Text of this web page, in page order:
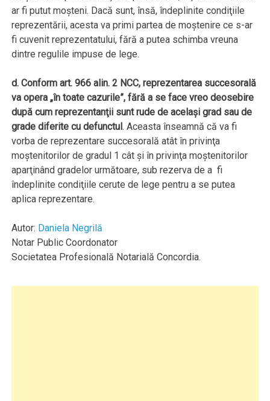
ar fi putut moşteni. Dacă sunt, însă, îndeplinite condiţiile
reprezentării, acesta va primi partea de moştenire ce s-ar
fi cuvenit reprezentatului, fără a putea schimba vreuna
dintre regulile impuse de lege.
d. Conform art. 966 alin. 2 NCC, reprezentarea succesorală
va opera „în toate cazurile”, fără a se face vreo deosebire
după cum reprezentanţii sunt rude de acelaşi grad sau de
grade diferite cu defunctul. Aceasta înseamnă că va fi
vorba de reprezentare succesorală atât în privinţa
moştenitorilor de gradul 1 cât şi în privinţa moştenitorilor
aparţinând gradelor următoare, sub rezerva de a fi
îndeplinite condiţiile cerute de lege pentru a se putea
aplica reprezentare.
Autor: Daniela Negrilă
Notar Public Coordonator
Societatea Profesională Notarială Concordia.